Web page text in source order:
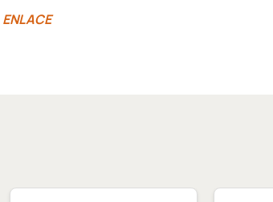
ENLACE